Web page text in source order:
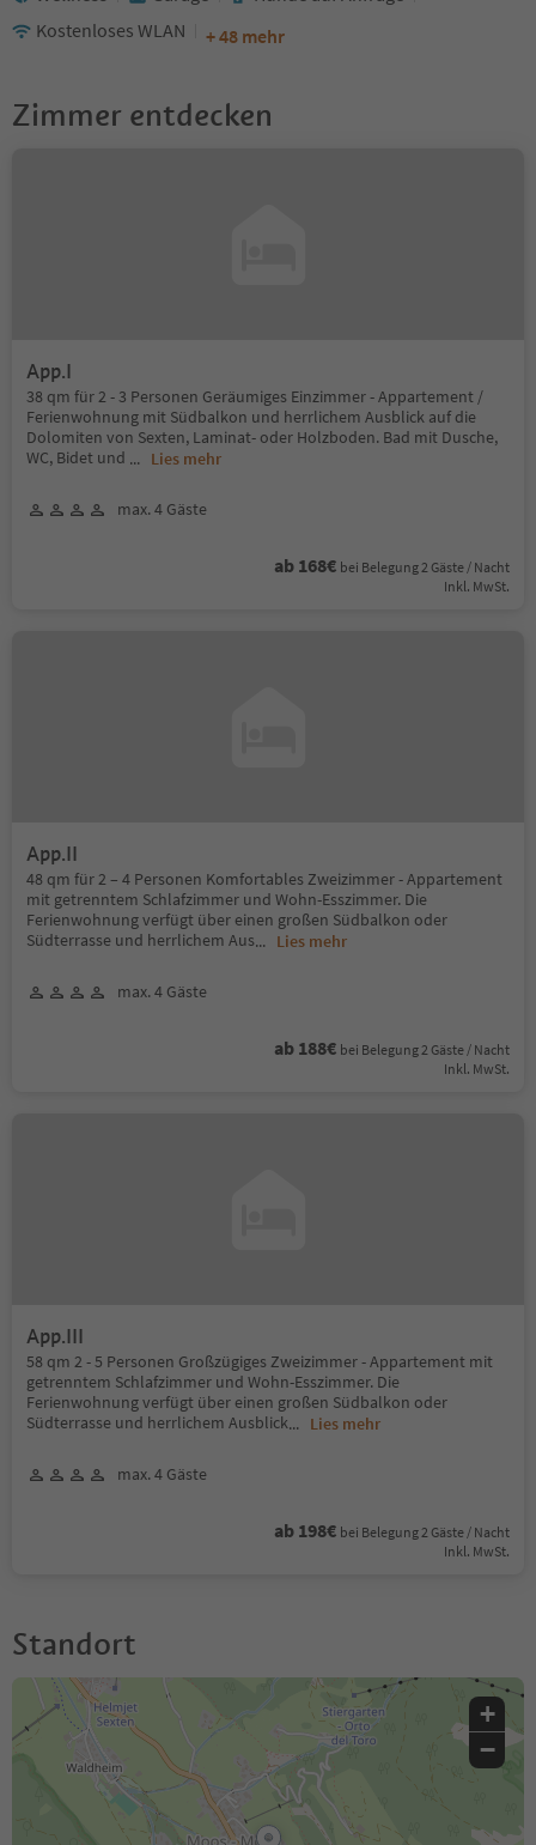
Kostenloses WLAN
+ 48 mehr
Zimmer entdecken
App.I
38 qm für 2 - 3 Personen Geräumiges Einzimmer - Appartement /
Ferienwohnung mit Südbalkon und herrlichem Ausblick auf die
Dolomiten von Sexten, Laminat- oder Holzboden. Bad mit Dusche,
WC, Bidet und ... Lies mehr
max. 4 Gäste
ab 168€ bei Belegung 2 Gäste / Nacht
Inkl. MwSt.
App.II
48 qm für 2 – 4 Personen Komfortables Zweizimmer - Appartement
mit getrenntem Schlafzimmer und Wohn-Esszimmer. Die
Ferienwohnung verfügt über einen großen Südbalkon oder
Südterrasse und herrlichem Aus... Lies mehr
max. 4 Gäste
ab 188€ bei Belegung 2 Gäste / Nacht
Inkl. MwSt.
App.III
58 qm 2 - 5 Personen Großzügiges Zweizimmer - Appartement mit
getrenntem Schlafzimmer und Wohn-Esszimmer. Die
Ferienwohnung verfügt über einen großen Südbalkon oder
Südterrasse und herrlichem Ausblick... Lies mehr
max. 4 Gäste
ab 198€ bei Belegung 2 Gäste / Nacht
Inkl. MwSt.
Standort
+
−